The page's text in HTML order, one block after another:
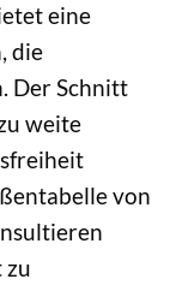
eine
die
Der Schnitt
weite
von
zu